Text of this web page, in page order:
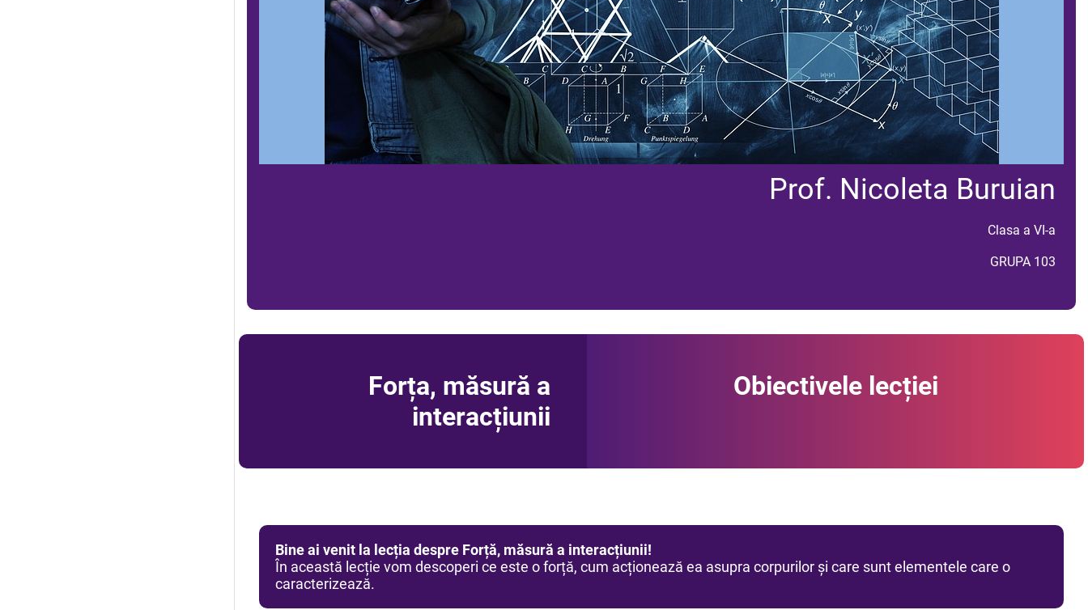
Prof. Nicoleta Buruian
Clasa a VI-a
GRUPA 103
Forța, măsură a
interacțiunii
Obiectivele lecției
Bine ai venit la lecția despre Forță, măsură a interacțiunii!
În această lecție vom descoperi ce este o forță, cum acționează ea asupra corpurilor și care sunt elementele care o
caracterizează.